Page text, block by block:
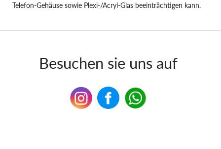
Telefon-Gehäuse sowie Plexi-/Acryl-Glas beeinträchtigen kann.
Besuchen sie uns auf